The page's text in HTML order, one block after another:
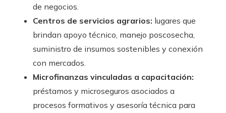
de negocios.
Centros de servicios agrarios: lugares que
brindan apoyo técnico, manejo poscosecha,
suministro de insumos sostenibles y conexión
con mercados.
Microfinanzas vinculadas a capacitación:
préstamos y microseguros asociados a
procesos formativos y asesoría técnica para